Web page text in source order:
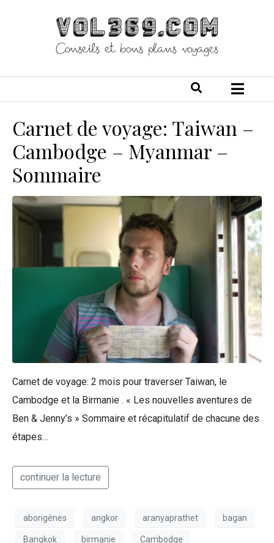
Carnet de voyage: Taiwan –
Cambodge – Myanmar –
Sommaire
Carnet de voyage: 2 mois pour traverser Taiwan, le
Cambodge et la Birmanie . « Les nouvelles aventures de
Ben & Jenny’s » Sommaire et récapitulatif de chacune des
étapes…
continuer la lecture
aborigènes angkor aranyaprathet bagan
Bangkok birmanie Cambodge